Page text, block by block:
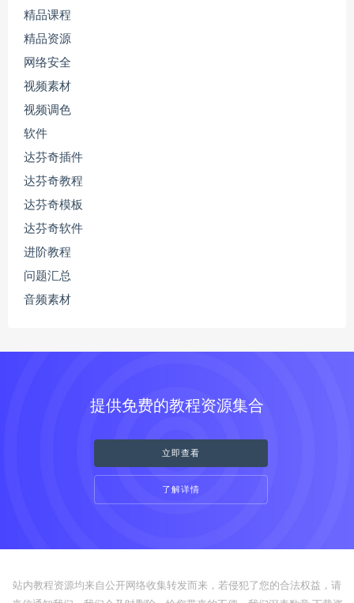
精品课程
精品资源
网络安全
视频素材
视频调色
软件
达芬奇插件
达芬奇教程
达芬奇模板
达芬奇软件
进阶教程
问题汇总
音频素材
提供免费的教程资源集合
立即查看
了解详情
站内教程资源均来自公开网络收集转发而来，若侵犯了您的合法权益，请